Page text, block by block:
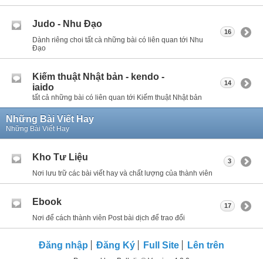
Judo - Nhu Đạo
Dành riêng choi tất cà những bài có liên quan tới Nhu
Đạo
16
Kiếm thuật Nhật bản - kendo -
iaido
tất cả những bài có liên quan tới Kiếm thuật Nhật bản
14
Những Bài Viết Hay
Những Bài Viết Hay
Kho Tư Liệu
Nơi lưu trữ các bài viết hay và chất lượng của thành viên
3
Ebook
Nơi để cách thành viên Post bài dịch để trao đổi
17
Đăng nhập Đăng Ký Full Site Lên trên